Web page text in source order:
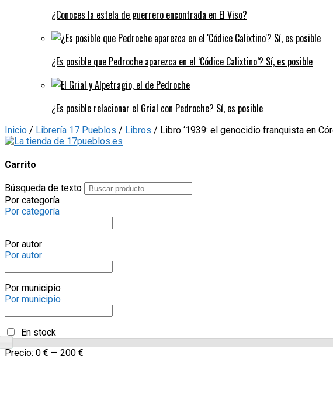
¿Conoces la estela de guerrero encontrada en El Viso?
¿Es posible que Pedroche aparezca en el ‘Códice Calixtino’? Sí, es posible
¿Es posible relacionar el Grial con Pedroche? Sí, es posible
Inicio / Librería 17 Pueblos / Libros / Libro ‘1939: el genocidio franquista en
Carrito
Búsqueda de texto
Por categoría
Por categoría
Por autor
Por autor
Por municipio
Por municipio
En stock
Precio: 0 € — 200 €